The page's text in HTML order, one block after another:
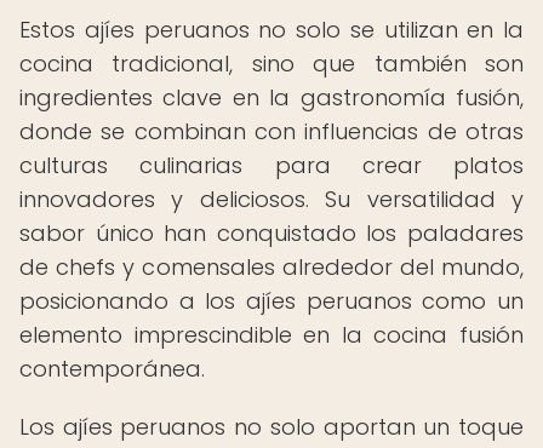
Estos ajíes peruanos no solo se utilizan en la
cocina tradicional, sino que también son
ingredientes clave en la gastronomía fusión,
donde se combinan con influencias de otras
culturas culinarias para crear platos
innovadores y deliciosos. Su versatilidad y
sabor único han conquistado los paladares
de chefs y comensales alrededor del mundo,
posicionando a los ajíes peruanos como un
elemento imprescindible en la cocina fusión
contemporánea.
Los ajíes peruanos no solo aportan un toque